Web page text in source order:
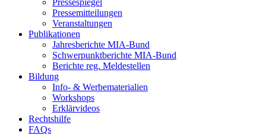
Pressespiegel
Pressemitteilungen
Veranstaltungen
Publikationen
Jahresberichte MIA-Bund
Schwerpunktberichte MIA-Bund
Berichte reg. Meldestellen
Bildung
Info- & Werbematerialien
Workshops
Erklärvideos
Rechtshilfe
FAQs